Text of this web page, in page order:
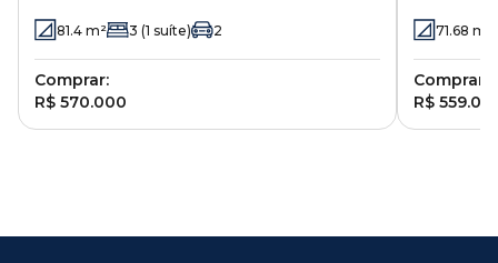
- Cotia - SP
81.4 m² 3 (1 suíte) 2
Comprar:
R$ 570.000
71.68 m²
Comprar:
R$